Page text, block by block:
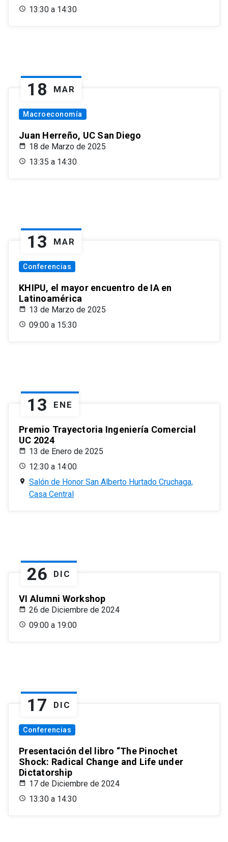
13:30 a 14:30
18 MAR
Macroeconomía
Juan Herreño, UC San Diego
18 de Marzo de 2025
13:35 a 14:30
13 MAR
Conferencias
KHIPU, el mayor encuentro de IA en
Latinoamérica
13 de Marzo de 2025
09:00 a 15:30
13 ENE
Premio Trayectoria Ingeniería Comercial
UC 2024
13 de Enero de 2025
12:30 a 14:00
Salón de Honor San Alberto Hurtado Cruchaga,
Casa Central
26 DIC
VI Alumni Workshop
26 de Diciembre de 2024
09:00 a 19:00
17 DIC
Conferencias
Presentación del libro “The Pinochet
Shock: Radical Change and Life under
Dictatorship
17 de Diciembre de 2024
13:30 a 14:30